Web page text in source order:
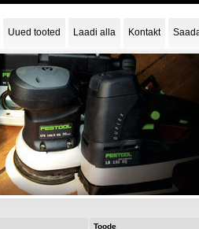
Uued tooted Laadi alla Kontakt
Toode